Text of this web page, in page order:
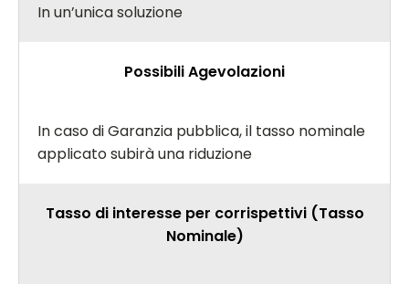
In un’unica soluzione
Possibili Agevolazioni
In caso di Garanzia pubblica, il tasso nominale
applicato subirà una riduzione
Tasso di interesse per corrispettivi (Tasso
Nominale)